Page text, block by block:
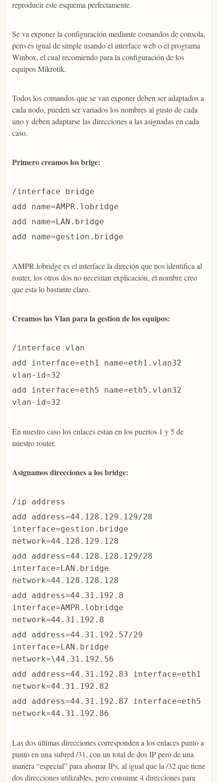
reproducir este esquema perfectamente.
Se va exponer la configuración mediante comandos de consola,
pero es igual de simple usando el interface web o el programa
Winbox, el cual recomiendo para la configuración de los
equipos Mikrotik.
Todos los comandos que se van exponer deben ser adaptados a
cada nodo, pueden ser variados los nombres al gusto de cada
uno y deben adaptarse las direcciones a las asignadas en cada
caso.
Primero creamos los brige:
/interface bridge
add name=AMPR.lobridge
add name=LAN.bridge
add name=gestion.bridge
AMPR.lobridge es el interface la direción que nos identifica al
router, los otros dos no necesitan explicación, el nombre creo
que esta lo bastante claro.
Creamos las Vlan para la gestion de los equipos:
/interface vlan
add interface=eth1 name=eth1.vlan32
vlan-id=32
add interface=eth5 name=eth5.vlan32
vlan-id=32
En nuestro caso los enlaces estan en los puertos 1 y 5 de
nuestro router.
Asignamos direcciones a los bridge:
/ip address
add address=44.128.129.129/28
interface=gestion.bridge
network=44.128.129.128
add address=44.128.128.129/28
interface=LAN.bridge
network=44.128.128.128
add address=44.31.192.8
interface=AMPR.lobridge
network=44.31.192.8
add address=44.31.192.57/29
interface=LAN.bridge
network=\44.31.192.56
add address=44.31.192.83 interface=eth1
network=44.31.192.82
add address=44.31.192.87 interface=eth5
network=44.31.192.86
Las dos últimas direcciones corresponden a los enlaces punto a
punto en una subred /31, con un total de dos IP pero de una
manera “especial” para ahorrar IPs, al igual que la /32 que tiene
dos direcciones utilizables, pero consume 4 direcciones para